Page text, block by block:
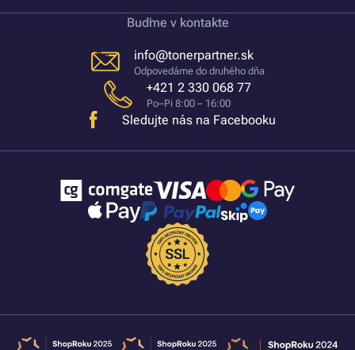
Buďme v kontakte
info@tonerpartner.sk
Odpovedáme do druhého dňa
+421 2 330 068 77
Po–Pi 8:00 – 16:00
Sledujte nás na Facebooku